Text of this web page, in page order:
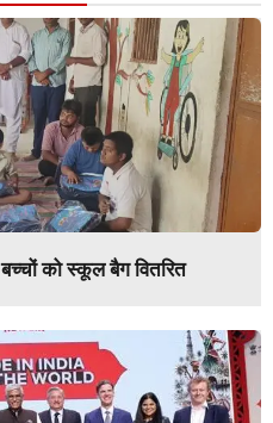
बच्चों को स्कूल बैग वितरित